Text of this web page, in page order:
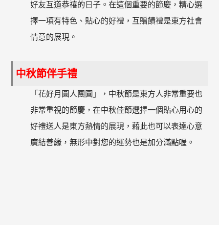
好友互道恭禧的日子。在這個重要的節慶，精心選
擇一項有特色、貼心的好禮，互贈饋禮是東方社會
情意的展現。
中秋節伴手禮
「花好月圓人團圓」，中秋節是東方人非常重要也
非常重視的節慶，在中秋佳節選擇一個貼心用心的
好禮送人是東方熱情的展現，藉此也可以表達心意
廣結善緣，無形中對您的運勢也是加分滿點喔。